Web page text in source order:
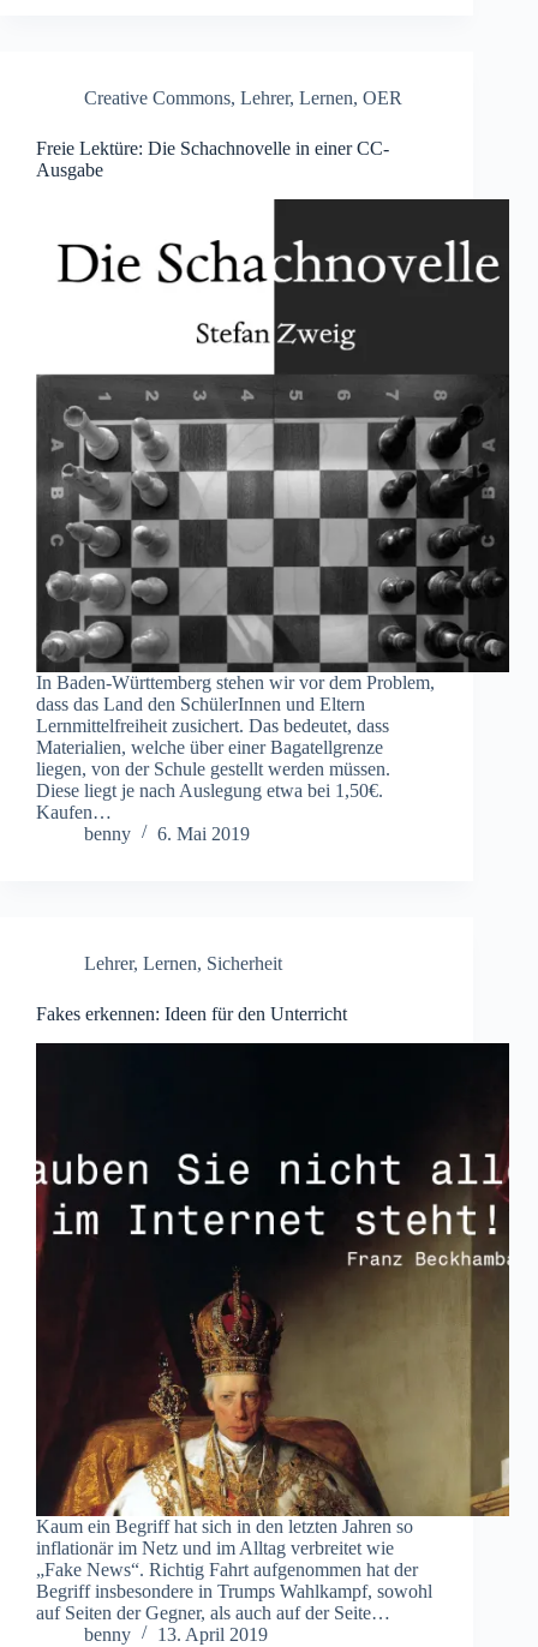
Creative Commons, Lehrer, Lernen, OER
Freie Lektüre: Die Schachnovelle in einer CC-
Ausgabe
In Baden-Württemberg stehen wir vor dem Problem,
dass das Land den SchülerInnen und Eltern
Lernmittelfreiheit zusichert. Das bedeutet, dass
Materialien, welche über einer Bagatellgrenze
liegen, von der Schule gestellt werden müssen.
Diese liegt je nach Auslegung etwa bei 1,50€.
Kaufen…
benny
6. Mai 2019
Lehrer, Lernen, Sicherheit
Fakes erkennen: Ideen für den Unterricht
Kaum ein Begriff hat sich in den letzten Jahren so
inflationär im Netz und im Alltag verbreitet wie
„Fake News“. Richtig Fahrt aufgenommen hat der
Begriff insbesondere in Trumps Wahlkampf, sowohl
auf Seiten der Gegner, als auch auf der Seite…
benny
13. April 2019